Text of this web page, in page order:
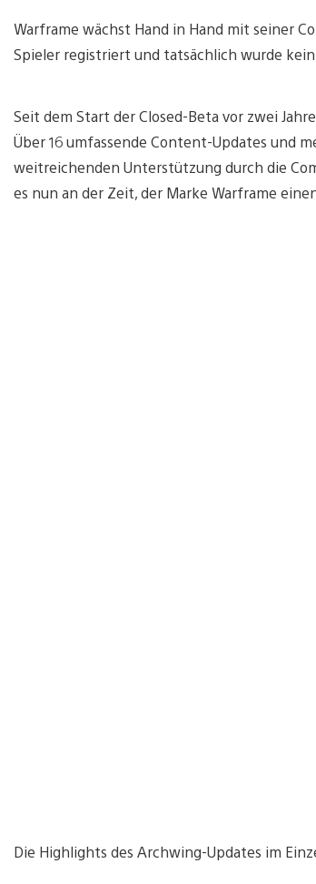
Warframe wächst Hand in Hand mit seiner
Spieler registriert und tatsächlich wurde
Seit dem Start der Closed-Beta vor zwei
Über 16 umfassende Content-Updates und
weitreichenden Unterstützung durch die
es nun an der Zeit, der Marke Warframe
Die Highlights des Archwing-Updates im